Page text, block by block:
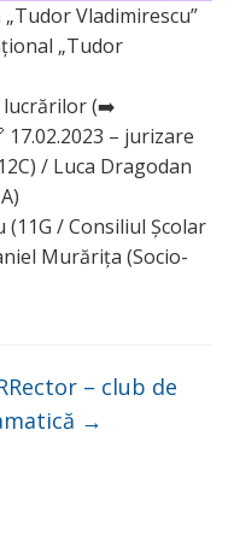
Vladimirescu”
„Tudor
lucrărilor (➡️
– jurizare
/ Luca Dragodan
/ Consiliul Școlar
Murărița (Socio-
– club de
→